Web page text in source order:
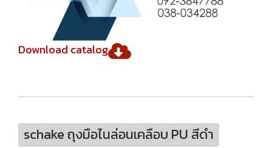
Download catalog
schake ถุงมือไนล่อนเคลือบ PU สีดำ